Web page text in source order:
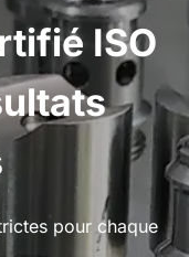
ISO
pour chaque